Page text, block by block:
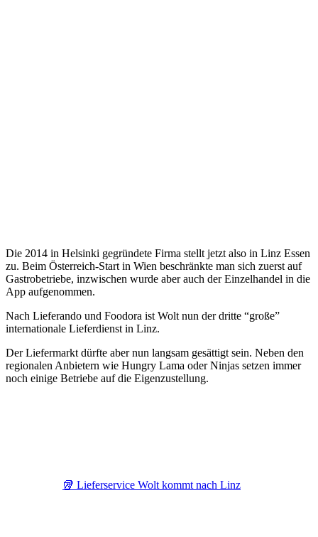
Die 2014 in Helsinki gegründete Firma stellt jetzt also in Linz Essen
zu. Beim Österreich-Start in Wien beschränkte man sich zuerst auf
Gastrobetriebe, inzwischen wurde aber auch der Einzelhandel in die
App aufgenommen.
Nach Lieferando und Foodora ist Wolt nun der dritte “große”
internationale Lieferdienst in Linz.
Der Liefermarkt dürfte aber nun langsam gesättigt sein. Neben den
regionalen Anbietern wie Hungry Lama oder Ninjas setzen immer
noch einige Betriebe auf die Eigenzustellung.
🥡 Lieferservice Wolt kommt nach Linz